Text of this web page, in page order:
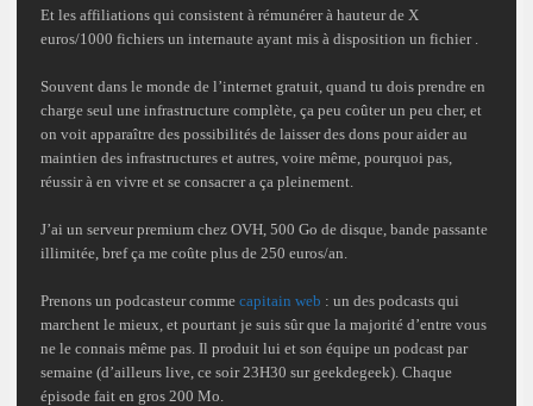
Et les affiliations qui consistent à rémunérer à hauteur de X
euros/1000 fichiers un internaute ayant mis à disposition un fichier .
Souvent dans le monde de l’internet gratuit, quand tu dois prendre en
charge seul une infrastructure complète, ça peu coûter un peu cher, et
on voit apparaître des possibilités de laisser des dons pour aider au
maintien des infrastructures et autres, voire même, pourquoi pas,
réussir à en vivre et se consacrer a ça pleinement.
J’ai un serveur premium chez OVH, 500 Go de disque, bande passante
illimitée, bref ça me coûte plus de 250 euros/an.
Prenons un podcasteur comme capitain web : un des podcasts qui
marchent le mieux, et pourtant je suis sûr que la majorité d’entre vous
ne le connais même pas. Il produit lui et son équipe un podcast par
semaine (d’ailleurs live, ce soir 23H30 sur geekdegeek). Chaque
épisode fait en gros 200 Mo.